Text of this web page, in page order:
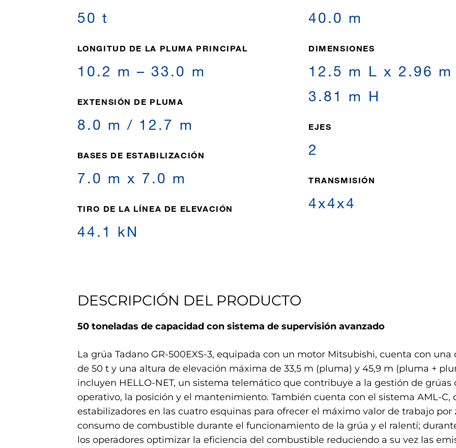
50 t
LONGITUD DE LA PLUMA PRINCIPAL
10.2 m – 33.0 m
EXTENSIÓN DE PLUMA
8.0 m / 12.7 m
BASES DE ESTABILIZACIÓN
7.0 m x 7.0 m
TIRO DE LA LÍNEA DE ELEVACIÓN
44.1 kN
40.0 m
DIMENSIONES
12.5 m L x 2.96
3.81 m H
EJES
2
TRANSMISIÓN
4x4x4
DESCRIPCIÓN DEL PRODUCTO
50 toneladas de capacidad con sistema de supervisión avanzado
La grúa Tadano GR-500EXS-3, equipada con un motor Mitsubishi, cuenta con
de 50 t y una altura de elevación máxima de 33,5 m (pluma) y 45,9 m (pluma +
incluyen HELLO-NET, un sistema telemático que contribuye a la gestión de grúas
operativo, la posición y el mantenimiento. También cuenta con el sistema AML-C,
estabilizadores en las cuatro esquinas para ofrecer el máximo valor de trabajo por
consumo de combustible durante el funcionamiento de la grúa y el ralentí;
los operadores optimizar la eficiencia del combustible reduciendo a su vez las